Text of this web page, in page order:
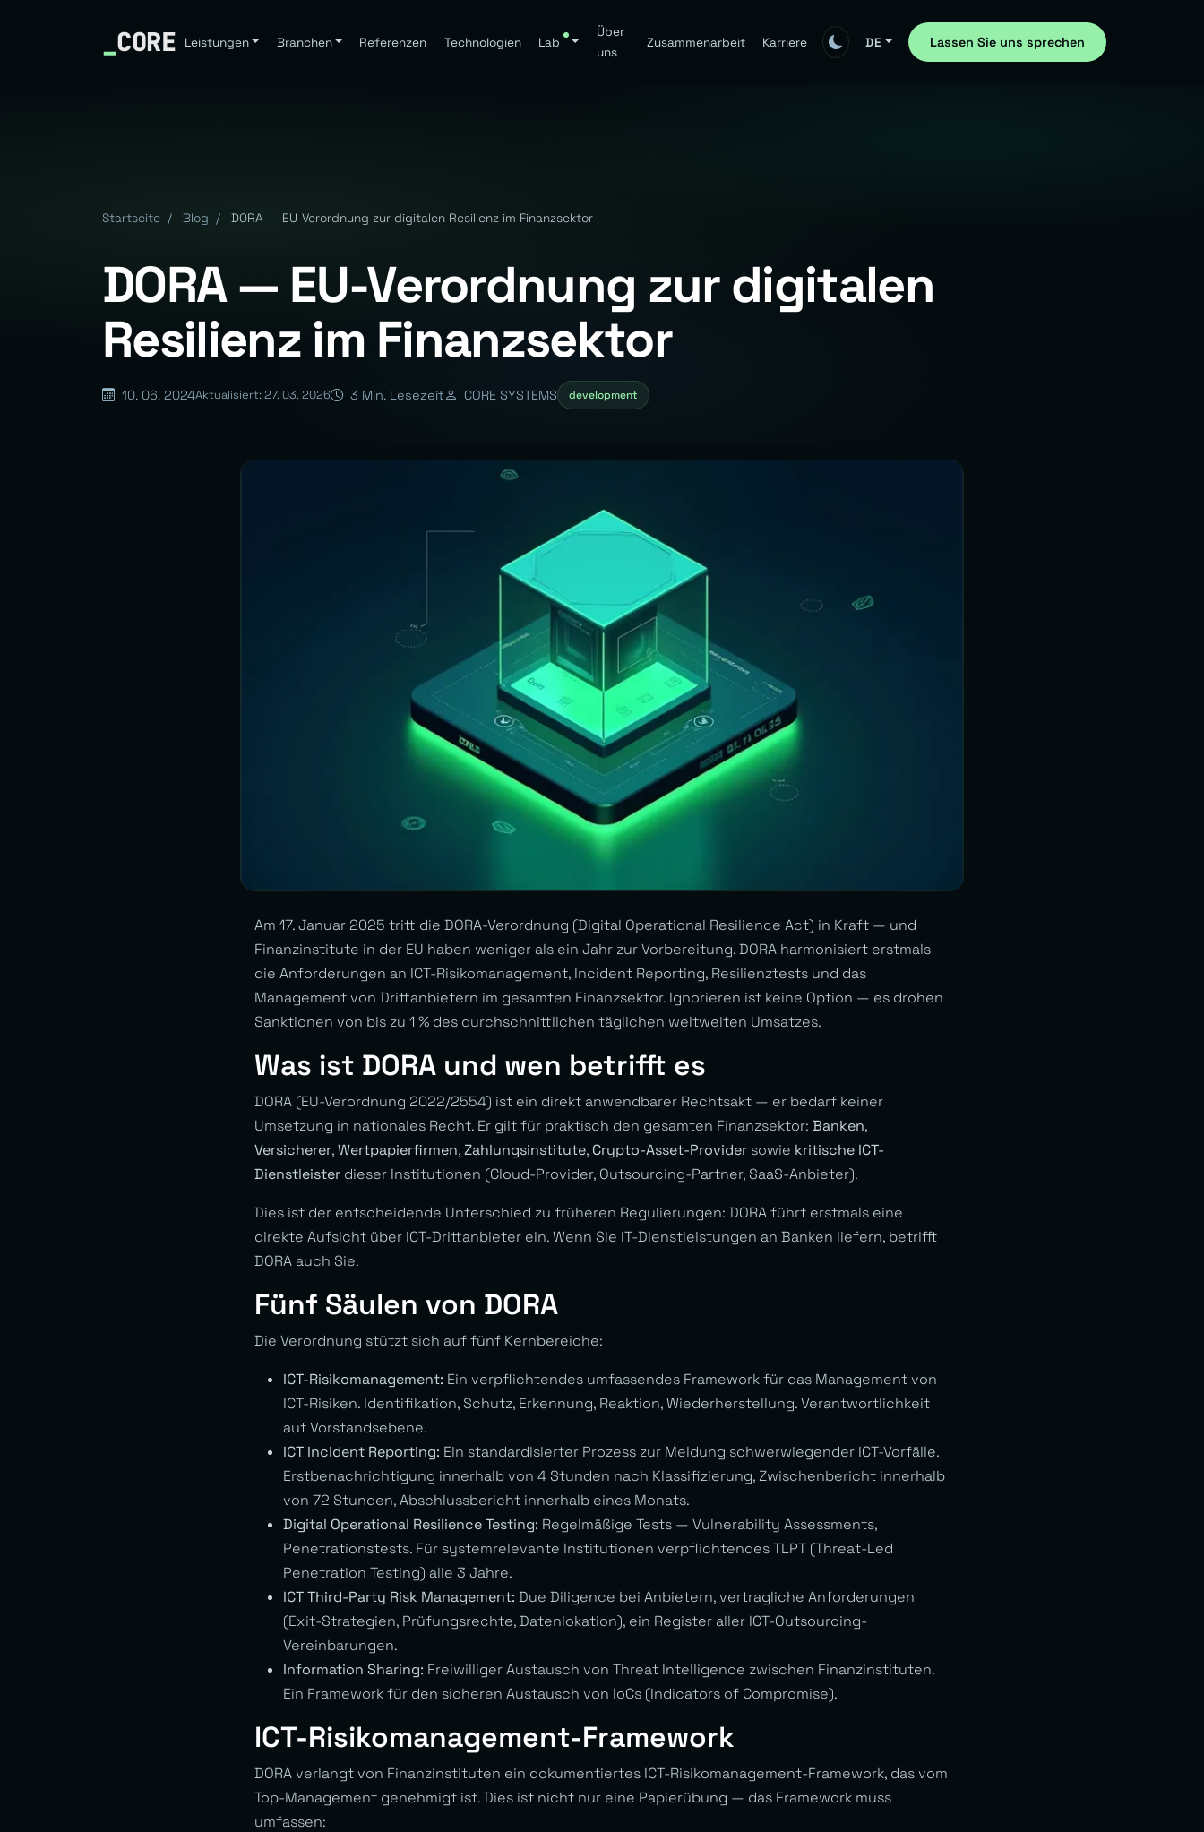
_CORE Leistungen Branchen Referenzen Technologien Lab
Über
uns
Zusammenarbeit Karriere DE Lassen Sie uns sprechen
Startseite / Blog / DORA — EU-Verordnung zur digitalen Resilienz im Finanzsektor
DORA — EU-Verordnung zur digitalen
Resilienz im Finanzsektor
10. 06. 2024Aktualisiert: 27. 03. 2026 3 Min. Lesezeit CORE SYSTEMS development
Am 17. Januar 2025 tritt die DORA-Verordnung (Digital Operational Resilience Act) in Kraft — und
Finanzinstitute in der EU haben weniger als ein Jahr zur Vorbereitung. DORA harmonisiert erstmals
die Anforderungen an ICT-Risikomanagement, Incident Reporting, Resilienztests und das
Management von Drittanbietern im gesamten Finanzsektor. Ignorieren ist keine Option — es drohen
Sanktionen von bis zu 1 % des durchschnittlichen täglichen weltweiten Umsatzes.
Was ist DORA und wen betrifft es
DORA (EU-Verordnung 2022/2554) ist ein direkt anwendbarer Rechtsakt — er bedarf keiner
Umsetzung in nationales Recht. Er gilt für praktisch den gesamten Finanzsektor: Banken,
Versicherer,Wertpapierfirmen,Zahlungsinstitute, Crypto-Asset-Provider sowie kritische ICT-
Dienstleister dieser Institutionen (Cloud-Provider, Outsourcing-Partner, SaaS-Anbieter).
Dies ist der entscheidende Unterschied zu früheren Regulierungen: DORA führt erstmals eine
direkte Aufsicht über ICT-Drittanbieter ein. Wenn Sie IT-Dienstleistungen an Banken liefern, betrifft
DORA auch Sie.
Fünf Säulen von DORA
Die Verordnung stützt sich auf fünf Kernbereiche:
ICT-Risikomanagement: Ein verpflichtendes umfassendes Framework für das Management von
ICT-Risiken. Identifikation, Schutz, Erkennung, Reaktion, Wiederherstellung. Verantwortlichkeit
auf Vorstandsebene.
ICT Incident Reporting: Ein standardisierter Prozess zur Meldung schwerwiegender ICT-Vorfälle.
Erstbenachrichtigung innerhalb von 4 Stunden nach Klassifizierung, Zwischenbericht innerhalb
von 72 Stunden, Abschlussbericht innerhalb eines Monats.
Digital Operational Resilience Testing: Regelmäßige Tests — Vulnerability Assessments,
Penetrationstests. Für systemrelevante Institutionen verpflichtendes TLPT (Threat-Led
Penetration Testing) alle 3 Jahre.
ICT Third-Party Risk Management: Due Diligence bei Anbietern, vertragliche Anforderungen
(Exit-Strategien, Prüfungsrechte, Datenlokation), ein Register aller ICT-Outsourcing-
Vereinbarungen.
Information Sharing: Freiwilliger Austausch von Threat Intelligence zwischen Finanzinstituten.
Ein Framework für den sicheren Austausch von IoCs (Indicators of Compromise).
ICT-Risikomanagement-Framework
DORA verlangt von Finanzinstituten ein dokumentiertes ICT-Risikomanagement-Framework, das vom
Top-Management genehmigt ist. Dies ist nicht nur eine Papierübung — das Framework muss
umfassen: